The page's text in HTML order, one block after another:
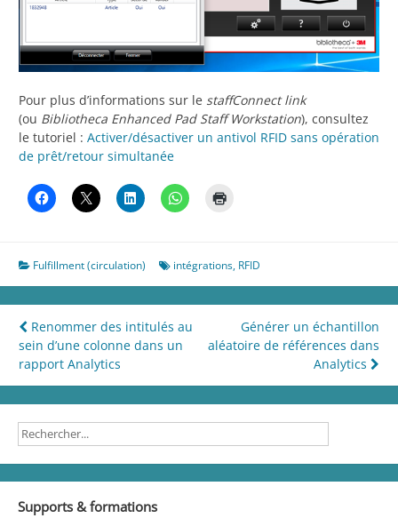
Pour plus d’informations sur le staffConnect link
(ou Bibliotheca Enhanced Pad Staff Workstation), consultez
le tutoriel : Activer/désactiver un antivol RFID sans opération
de prêt/retour simultanée
Fulfillment (circulation) intégrations, RFID
Navigation
de
l’article
Renommer des intitulés au
sein d’une colonne dans un
rapport Analytics
Générer un échantillon
aléatoire de références dans
Analytics
Supports & formations